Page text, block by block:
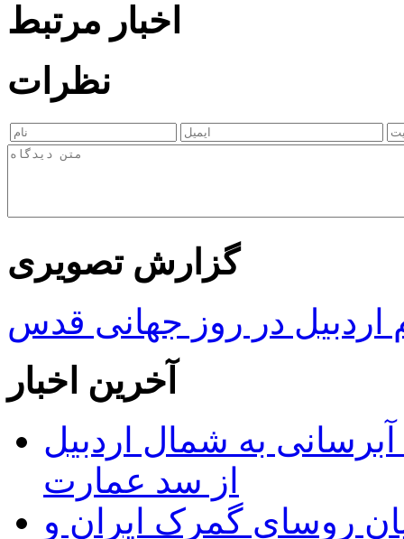
اخبار مرتبط
نظرات
گزارش تصویری
در روز جهانی قدس
آخرین اخبار
ماده ۲۳ طرح آبرسانی به شمال اردبیل
از سد عمارت
روسای گمرک ایران و